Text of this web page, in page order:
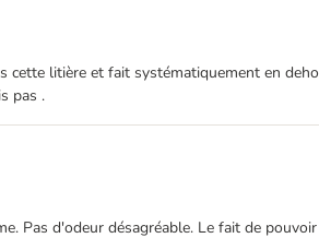
litière et fait systématiquement en
pas .
Pas d'odeur désagréable. Le fait de